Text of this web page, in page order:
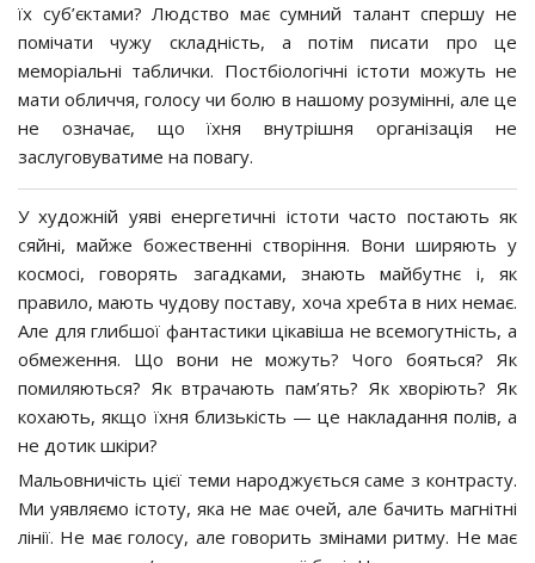
їх суб’єктами? Людство має сумний талант спершу не
помічати чужу складність, а потім писати про це
меморіальні таблички. Постбіологічні істоти можуть не
мати обличчя, голосу чи болю в нашому розумінні, але це
не означає, що їхня внутрішня організація не
заслуговуватиме на повагу.
У художній уяві енергетичні істоти часто постають як
сяйні, майже божественні створіння. Вони ширяють у
космосі, говорять загадками, знають майбутнє і, як
правило, мають чудову поставу, хоча хребта в них немає.
Але для глибшої фантастики цікавіша не всемогутність, а
обмеження. Що вони не можуть? Чого бояться? Як
помиляються? Як втрачають пам’ять? Як хворіють? Як
кохають, якщо їхня близькість — це накладання полів, а
не дотик шкіри?
Мальовничість цієї теми народжується саме з контрасту.
Ми уявляємо істоту, яка не має очей, але бачить магнітні
лінії. Не має голосу, але говорить змінами ритму. Не має